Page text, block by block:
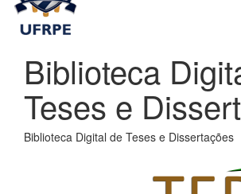
Biblioteca
Teses e
Biblioteca Digital de Teses e Dissertações